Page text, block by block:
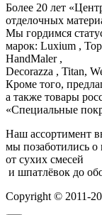
Более 20 лет
отделочных
Мы гордимся
марок: Luxium ,
HandMaler ,
Decorazza , Titan,
Кроме того,
а также товары
«Специальные
Наш ассортимент
мы позаботились
от сухих смесей
и шпатлёвок до
Copyright © 2011-